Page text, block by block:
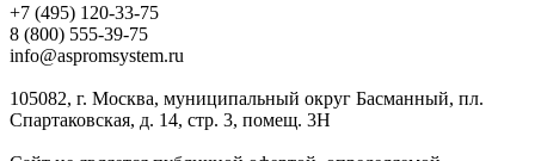
+7 (495) 120-33-75
8 (800) 555-39-75
info@aspromsystem.ru
105082, г. Москва, муниципальный округ Басманный, пл.
Спартаковская, д. 14, стр. 3, помещ. 3Н